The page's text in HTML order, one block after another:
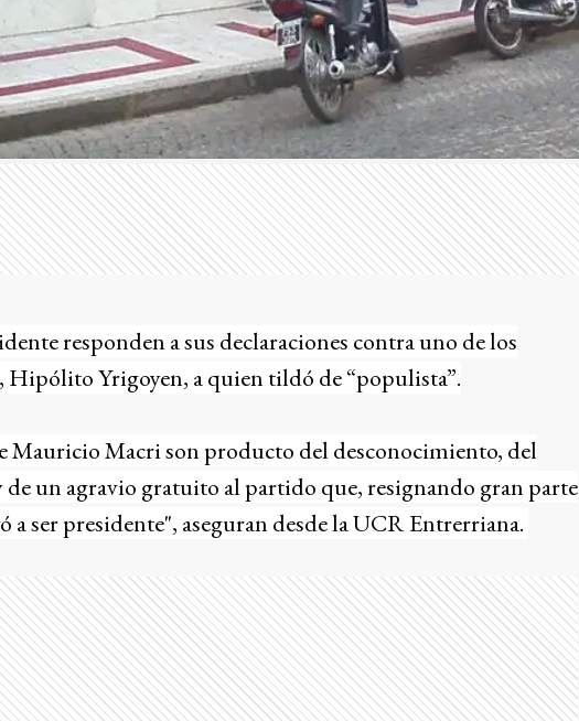
responden a sus declaraciones contra uno de los
Hipólito Yrigoyen, a quien tildó de “populista”.
Mauricio Macri son producto del desconocimiento, del
de un agravio gratuito al partido que, resignando gran parte
a ser presidente", aseguran desde la UCR Entrerriana.